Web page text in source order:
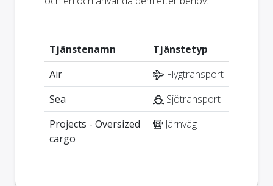
Tjänstenamn
Tjänstetyp
Air
Flygtransport
Sea
Sjötransport
Projects - Oversized
cargo
Järnväg